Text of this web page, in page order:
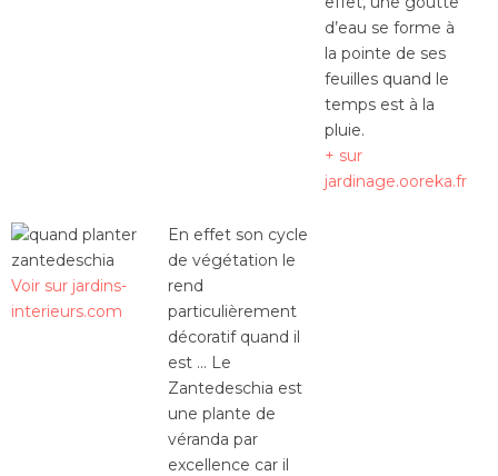
d’eau se forme à
la pointe de ses
feuilles quand le
temps est à la
pluie.
+ sur
jardinage.ooreka.fr
Voir sur jardins-
interieurs.com
En effet son cycle
de végétation le
rend
particulièrement
décoratif quand il
est … Le
Zantedeschia est
une plante de
véranda par
excellence car il